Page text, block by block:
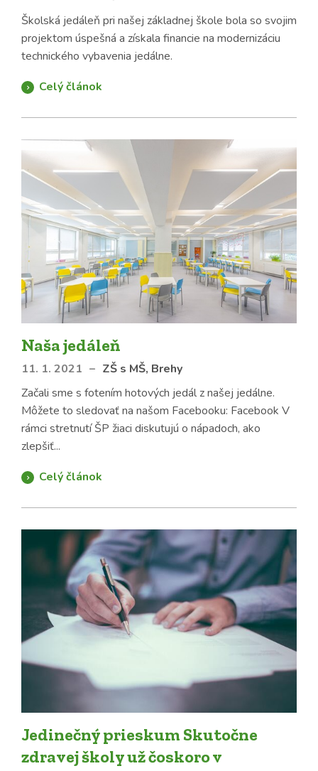
Školská jedáleň pri našej základnej škole bola so svojim
projektom úspešná a získala financie na modernizáciu
technického vybavenia jedálne.
Celý článok
Naša jedáleň
11. 1. 2021 – ZŠ s MŠ, Brehy
Začali sme s fotením hotových jedál z našej jedálne.
Môžete to sledovať na našom Facebooku: Facebook V
rámci stretnutí ŠP žiaci diskutujú o nápadoch, ako
zlepšiť...
Celý článok
Jedinečný prieskum Skutočne
zdravej školy už čoskoro v